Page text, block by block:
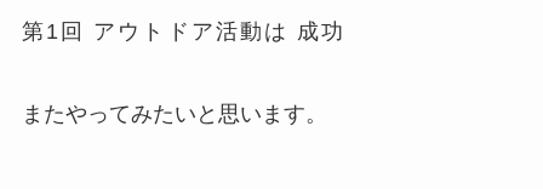
第1回 アウトドア活動は 成功
またやってみたいと思います。